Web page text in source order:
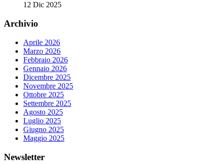
12 Dic 2025
Archivio
Aprile 2026
Marzo 2026
Febbraio 2026
Gennaio 2026
Dicembre 2025
Novembre 2025
Ottobre 2025
Settembre 2025
Agosto 2025
Luglio 2025
Giugno 2025
Maggio 2025
Newsletter